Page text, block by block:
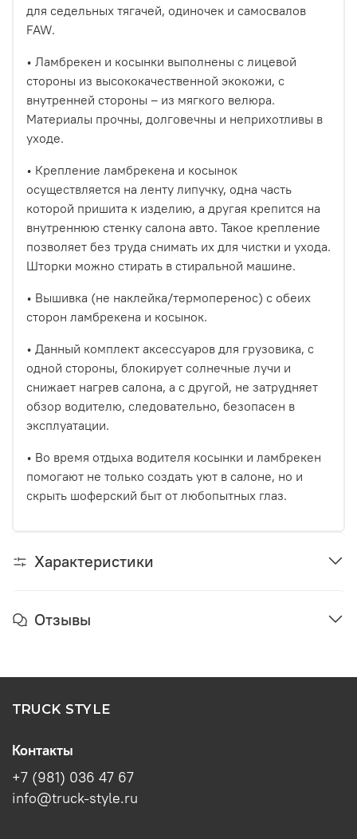
для седельных тягачей, одиночек и самосвалов
FAW.
• Ламбрекен и косынки выполнены с лицевой
стороны из высококачественной экокожи, с
внутренней стороны – из мягкого велюра.
Материалы прочны, долговечны и неприхотливы в
уходе.
• Крепление ламбрекена и косынок
осуществляется на ленту липучку, одна часть
которой пришита к изделию, а другая крепится на
внутреннюю стенку салона авто. Такое крепление
позволяет без труда снимать их для чистки и ухода.
Шторки можно стирать в стиральной машине.
• Вышивка (не наклейка/термоперенос) с обеих
сторон ламбрекена и косынок.
• Данный комплект аксессуаров для грузовика, с
одной стороны, блокирует солнечные лучи и
снижает нагрев салона, а с другой, не затрудняет
обзор водителю, следовательно, безопасен в
эксплуатации.
• Во время отдыха водителя косынки и ламбрекен
помогают не только создать уют в салоне, но и
скрыть шоферский быт от любопытных глаз.
Характеристики
Отзывы
TRUCK STYLE
Контакты
+7 (981) 036 47 67
info@truck-style.ru